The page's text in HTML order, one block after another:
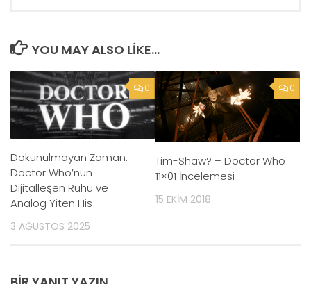
YOU MAY ALSO LIKE...
0
Dokunulmayan Zaman:
Doctor Who’nun
Dijitalleşen Ruhu ve
Analog Yiten His
3 AĞUSTOS 2025
0
Tim-Shaw? – Doctor Who
11×01 İncelemesi
15 EKIM 2018